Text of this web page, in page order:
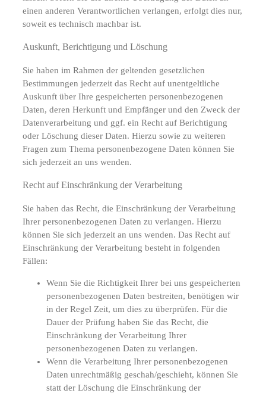
einen anderen Verantwortlichen verlangen, erfolgt dies nur,
soweit es technisch machbar ist.
Auskunft, Berichtigung und Löschung
Sie haben im Rahmen der geltenden gesetzlichen
Bestimmungen jederzeit das Recht auf unentgeltliche
Auskunft über Ihre gespeicherten personenbezogenen
Daten, deren Herkunft und Empfänger und den Zweck der
Datenverarbeitung und ggf. ein Recht auf Berichtigung
oder Löschung dieser Daten. Hierzu sowie zu weiteren
Fragen zum Thema personenbezogene Daten können Sie
sich jederzeit an uns wenden.
Recht auf Einschränkung der Verarbeitung
Sie haben das Recht, die Einschränkung der Verarbeitung
Ihrer personenbezogenen Daten zu verlangen. Hierzu
können Sie sich jederzeit an uns wenden. Das Recht auf
Einschränkung der Verarbeitung besteht in folgenden
Fällen:
Wenn Sie die Richtigkeit Ihrer bei uns gespeicherten
personenbezogenen Daten bestreiten, benötigen wir
in der Regel Zeit, um dies zu überprüfen. Für die
Dauer der Prüfung haben Sie das Recht, die
Einschränkung der Verarbeitung Ihrer
personenbezogenen Daten zu verlangen.
Wenn die Verarbeitung Ihrer personenbezogenen
Daten unrechtmäßig geschah/geschieht, können Sie
statt der Löschung die Einschränkung der